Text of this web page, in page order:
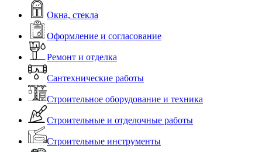
Окна, стекла
Оформление и согласование
Ремонт и отделка
Сантехнические работы
Строительное оборудование и техника
Строительные и отделочные работы
Строительные инструменты